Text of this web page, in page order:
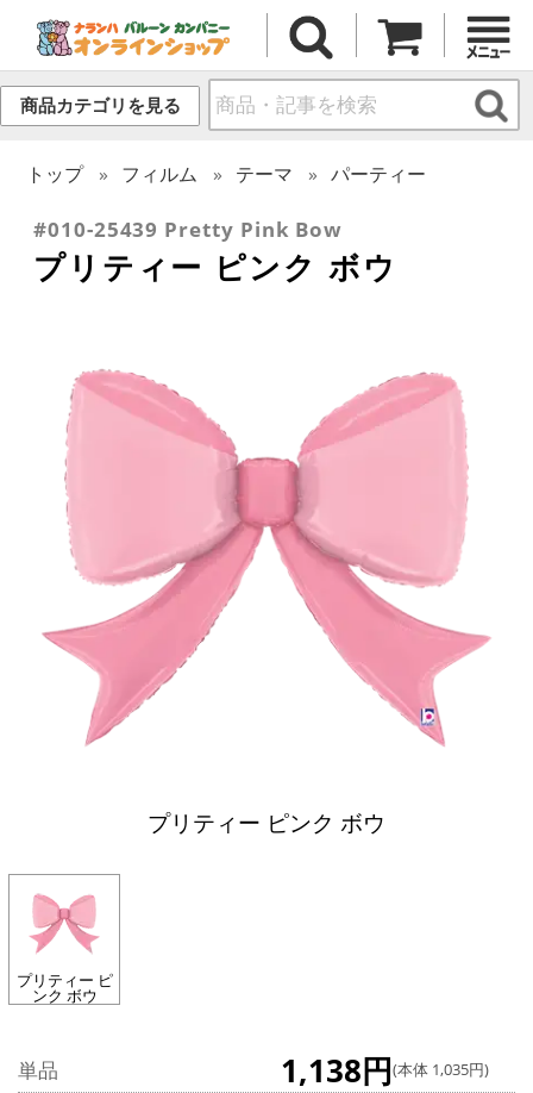
商品カテゴリを見る
トップ フィルム テーマ パーティー
#010-25439 Pretty Pink Bow
プリティー ピンク ボウ
プリティー ピンク ボウ
プリティー ピ
ンク ボウ
単品 1,138円(本体 1,035円)